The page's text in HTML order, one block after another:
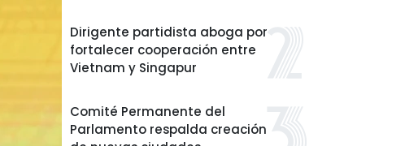
Dirigente partidista aboga por
fortalecer cooperación entre
Vietnam y Singapur
Comité Permanente del
Parlamento respalda creación